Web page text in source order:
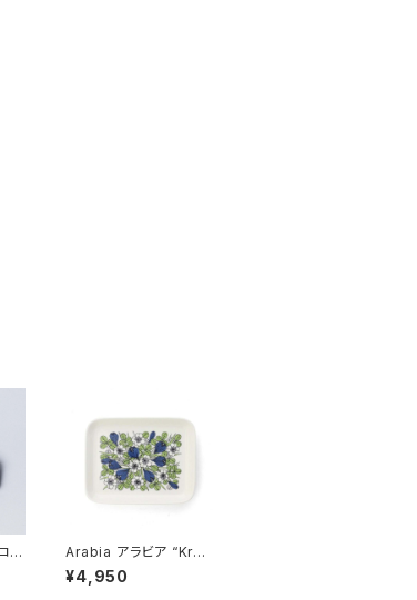
ロ
L
Arabia アラビア “Krok
us クロッカス” プレー
ト 15x19cm
¥4,950